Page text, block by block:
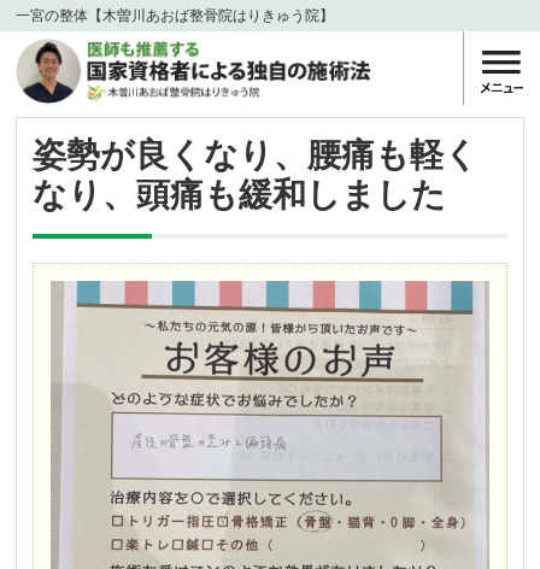
一宮の整体【木曽川あおば整骨院はりきゅう院】
姿勢が良くなり、腰痛も軽く
なり、頭痛も緩和しました